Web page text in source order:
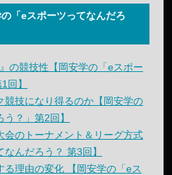
の「eスポーツってなんだろ
の競技性【岡安学の「eスポー
回】
競技になり得るのか【岡安学の
う？」第2回】
会のトーナメント＆リーグ方式
なんだろう？ 第3回】
理由の変化 【岡安学の「eス